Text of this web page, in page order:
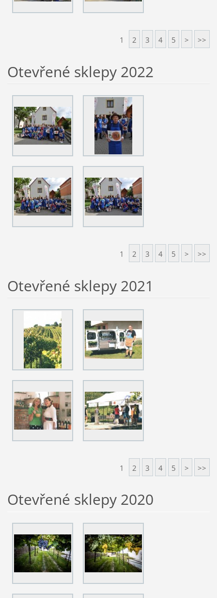
1 2 3 4 5 > >>
Otevřené sklepy 2022
1 2 3 4 5 > >>
Otevřené sklepy 2021
1 2 3 4 5 > >>
Otevřené sklepy 2020